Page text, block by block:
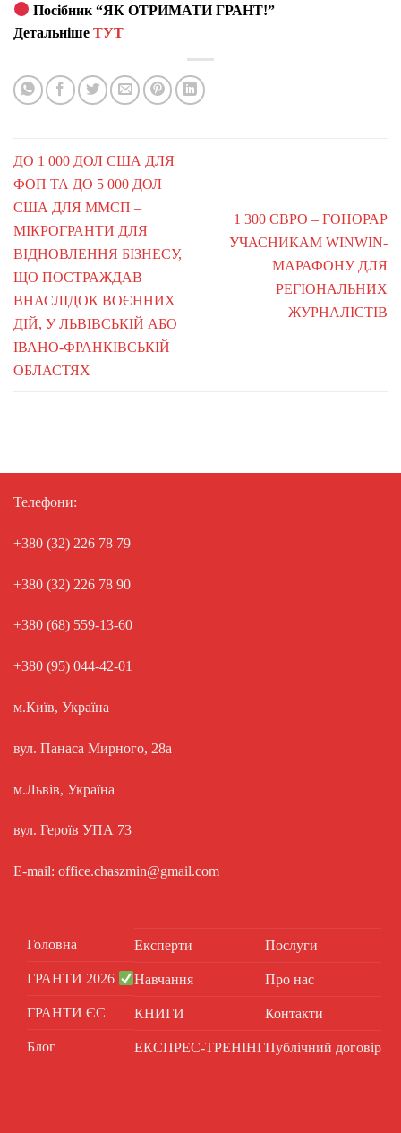
Посібник “ЯК ОТРИМАТИ ГРАНТ!”
Детальніше ТУТ
ДО 1 000 ДОЛ США ДЛЯ
ФОП ТА ДО 5 000 ДОЛ
США ДЛЯ ММСП –
МІКРОГРАНТИ ДЛЯ
ВІДНОВЛЕННЯ БІЗНЕСУ,
ЩО ПОСТРАЖДАВ
ВНАСЛІДОК ВОЄННИХ
ДІЙ, У ЛЬВІВСЬКІЙ АБО
ІВАНО-ФРАНКІВСЬКІЙ
ОБЛАСТЯХ
1 300 ЄВРО – ГОНОРАР
УЧАСНИКАМ WINWIN-
МАРАФОНУ ДЛЯ
РЕГІОНАЛЬНИХ
ЖУРНАЛІСТІВ
Телефони:
+380 (32) 226 78 79
+380 (32) 226 78 90
+380 (68) 559-13-60
+380 (95) 044-42-01
м.Київ, Україна
вул. Панаса Мирного, 28а
м.Львів, Україна
вул. Героїв УПА 73
E-mail: office.chaszmin@gmail.com
Головна
ГРАНТИ 2026
ГРАНТИ ЄС
Блог
Експерти
Навчання
КНИГИ
ЕКСПРЕС-ТРЕНІНГ
Послуги
Про нас
Контакти
Публічний договір